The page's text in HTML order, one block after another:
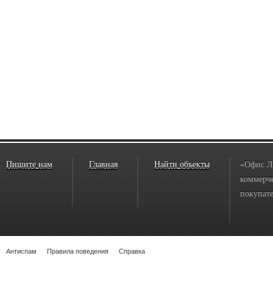
Пишите нам Главная Найти объекты
«Офис
Антиспам Правила поведения Справка